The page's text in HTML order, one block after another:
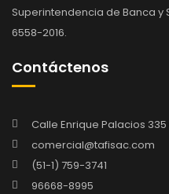
Superintendencia de Banca y
6558-2016.
Contáctenos
Calle Enrique Palacios
comercial@tafisac.com
(51-1) 759-3741
96668-8995